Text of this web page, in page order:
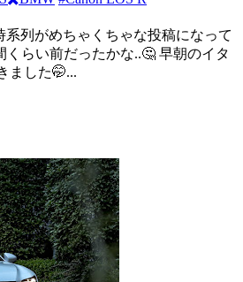
系列がめちゃくちゃな投稿になって
くらい前だったかな..🤔 早朝のイタ
ました🤭...